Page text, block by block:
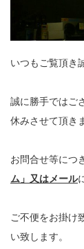
いつもご覧頂き
誠に勝手ではご
休みさせて頂き
お問合せ等につ
ム」又はメール
ご不便をお掛け
い致します。